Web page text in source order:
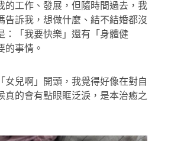
的工作、發展，但隨時間過去，我
告訴我，想做什麼、結不結婚都沒
：「我要快樂」還有「身體健
的事情。
女兒啊」開頭，我覺得好像在對自
真的會有點眼眶泛淚，是本治癒之